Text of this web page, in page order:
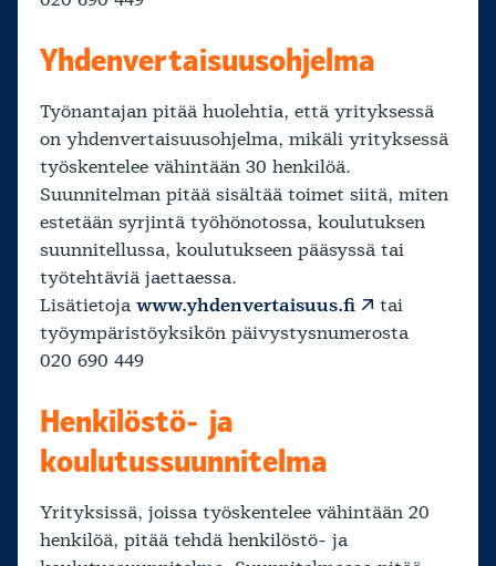
Yhdenvertaisuusohjelma
Työnantajan pitää huolehtia, että yrityksessä
on yhdenvertaisuusohjelma, mikäli yrityksessä
työskentelee vähintään 30 henkilöä.
Suunnitelman pitää sisältää toimet siitä, miten
estetään syrjintä työhönotossa, koulutuksen
suunnitellussa, koulutukseen pääsyssä tai
työtehtäviä jaettaessa.
Lisätietoja www.yhdenvertaisuus.fi
tai
työympäristöyksikön päivystysnumerosta
020 690 449
Henkilöstö- ja
koulutussuunnitelma
Yrityksissä, joissa työskentelee vähintään 20
henkilöä, pitää tehdä henkilöstö- ja